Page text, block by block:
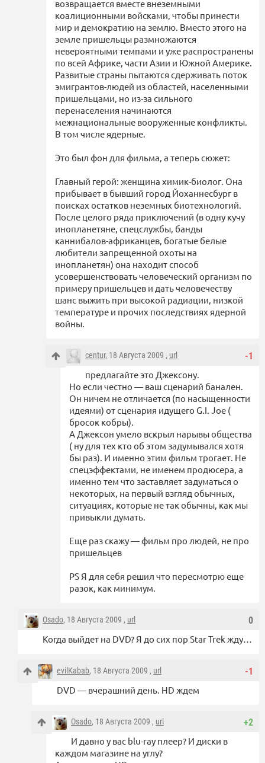
возвращается вместе внеземными
коалиционными войсками, чтобы принести
мир и демократию на землю. Вместо этого на
земле пришельцы размножаются
невероятными темпами и уже распространены
по всей Африке, части Азии и Южной Америке.
Развитые страны пытаются сдерживать поток
эмигрантов-людей из областей, населенными
пришельцами, но из-за сильного
перенаселения начинаются
межнациональные вооруженные конфликты.
В том числе ядерные.
Это был фон для фильма, а теперь сюжет:
Главный герой: женщина химик-биолог. Она
прибывает в бывший город Йоханнесбург в
поисках остатков неземных биотехнологий.
После целого ряда приключений (в одну кучу
инопланетяне, спецслужбы, банды
каннибалов-африканцев, богатые белые
любители запрещенной охоты на
инопланетян) она находит способ
усовершенствовать человеческий организм по
примеру пришельцев и дать человечеству
шанс выжить при высокой радиации, низкой
температуре и прочих последствиях ядерной
войны.
-1
centur, 18 Августа 2009 , url
предлагайте это Джексону.
Но если честно — ваш сценарий банален.
Он ничем не отличается (по насыщенности
идеями) от сценария идущего G.I. Joe (
бросок кобры).
А Джексон умело вскрыл нарывы общества
( ну для тех кто об этом задумывался хотя
бы раз). И именно этим фильм трогает. Не
спецэффектами, не именем продюсера, а
именно тем что заставляет задуматься о
некоторых, на первый взгляд обычных,
ситуациях, которые не так обычны, как мы
привыкли думать.
Еще раз скажу — фильм про людей, не про
пришельцев
PS Я для себя решил что пересмотрю еще
разок, как минимум.
0
Osado, 18 Августа 2009 , url
Когда выйдет на DVD? Я до сих пор Star Trek жду…
-1
evilKabab, 18 Августа 2009 , url
DVD — вчерашний день. HD ждем
+2
Osado, 18 Августа 2009 , url
И давно у вас blu-ray плеер? И диски в
каждом магазине на углу?